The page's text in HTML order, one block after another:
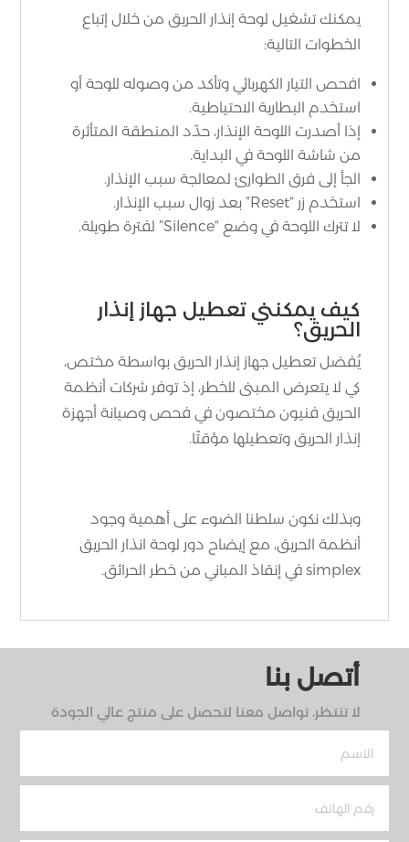
يمكنك تشغيل لوحة إنذار الحريق من خلال إتباع
الخطوات التالية:
افحص التيار الكهربائي وتأكد من وصوله للوحة أو
استخدم البطارية الاحتياطية.
إذا أصدرت اللوحة الإنذار، حدّد المنطقة المتأثرة
من شاشة اللوحة في البداية.
الجأ إلى فرق الطوارئ لمعالجة سبب الإنذار.
استخدم زر “Reset” بعد زوال سبب الإنذار.
لا تترك اللوحة في وضع “Silence” لفترة طويلة.
كيف يمكنني تعطيل جهاز إنذار
الحريق؟
يُفضل تعطيل جهاز إنذار الحريق بواسطة مختص،
كي لا يتعرض المبنى للخطر، إذ توفر شركات أنظمة
الحريق فنيون مختصون في فحص وصيانة أجهزة
إنذار الحريق وتعطيلها مؤقتًا.
وبذلك نكون سلطنا الضوء على أهمية وجود
أنظمة الحريق، مع إيضاح دور لوحة انذار الحريق
simplex في إنقاذ المباني من خطر الحرائق.
أتصل بنا
لا تنتظر، تواصل معنا لتحصل على منتج عالي الجودة